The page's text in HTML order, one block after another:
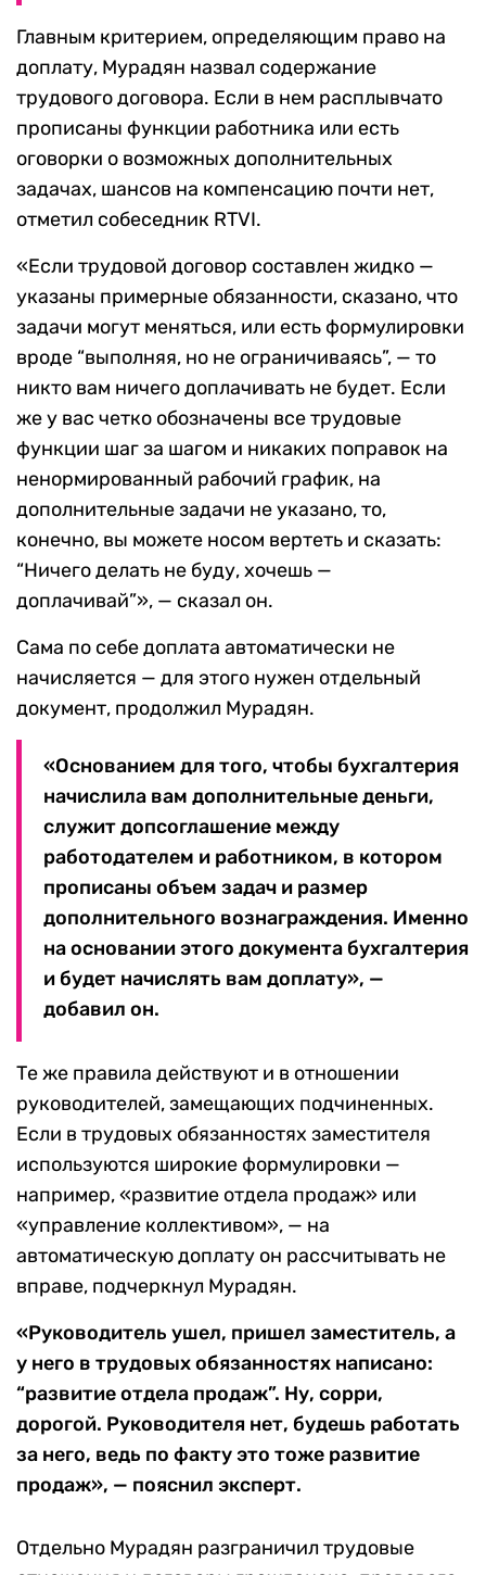
Главным критерием, определяющим право на
доплату, Мурадян назвал содержание
трудового договора. Если в нем расплывчато
прописаны функции работника или есть
оговорки о возможных дополнительных
задачах, шансов на компенсацию почти нет,
отметил собеседник RTVI.
«Если трудовой договор составлен жидко —
указаны примерные обязанности, сказано, что
задачи могут меняться, или есть формулировки
вроде “выполняя, но не ограничиваясь”, — то
никто вам ничего доплачивать не будет. Если
же у вас четко обозначены все трудовые
функции шаг за шагом и никаких поправок на
ненормированный рабочий график, на
дополнительные задачи не указано, то,
конечно, вы можете носом вертеть и сказать:
“Ничего делать не буду, хочешь —
доплачивай”», — сказал он.
Сама по себе доплата автоматически не
начисляется — для этого нужен отдельный
документ, продолжил Мурадян.
«Основанием для того, чтобы бухгалтерия
начислила вам дополнительные деньги,
служит допсоглашение между
работодателем и работником, в котором
прописаны объем задач и размер
дополнительного вознаграждения. Именно
на основании этого документа бухгалтерия
и будет начислять вам доплату», —
добавил он.
Те же правила действуют и в отношении
руководителей, замещающих подчиненных.
Если в трудовых обязанностях заместителя
используются широкие формулировки —
например, «развитие отдела продаж» или
«управление коллективом», — на
автоматическую доплату он рассчитывать не
вправе, подчеркнул Мурадян.
«Руководитель ушел, пришел заместитель, а
у него в трудовых обязанностях написано:
“развитие отдела продаж”. Ну, сорри,
дорогой. Руководителя нет, будешь работать
за него, ведь по факту это тоже развитие
продаж», — пояснил эксперт.
Отдельно Мурадян разграничил трудовые